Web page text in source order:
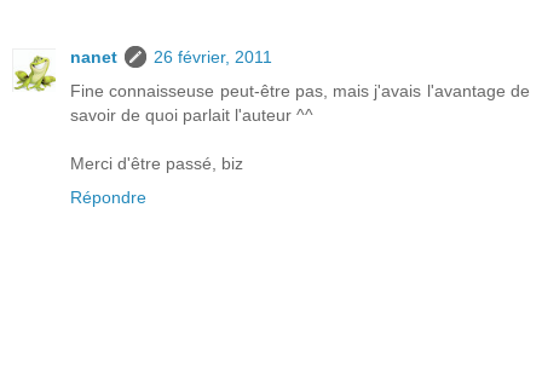
nanet
26 février, 2011
Fine connaisseuse peut-être pas, mais j'avais l'avantage de
savoir de quoi parlait l'auteur ^^
Merci d'être passé, biz
Répondre